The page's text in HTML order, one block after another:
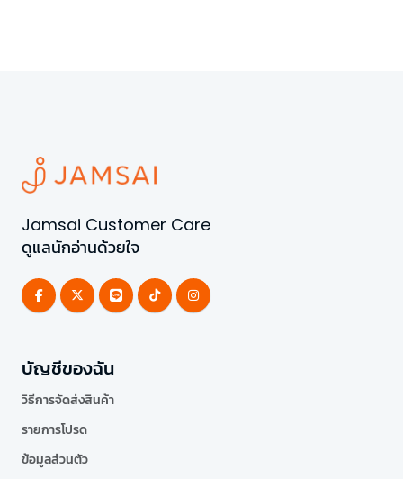
Jamsai Customer Care
ดูแลนักอ่านด้วยใจ
บัญชีของฉัน
วิธีการจัดส่งสินค้า
รายการโปรด
ข้อมูลส่วนตัว